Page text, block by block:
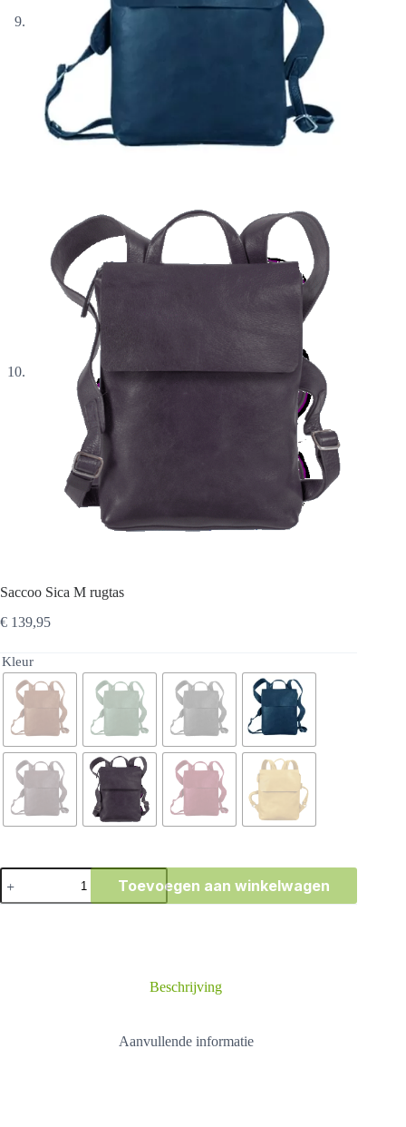
Saccoo Sica M rugtas
€ 139,95
Kleur
Saccoo
Sica
M
Toevoegen aan winkelwagen
Beschrijving
Aanvullende informatie